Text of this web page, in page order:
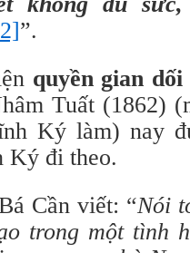
”.
quyền gian dối
Tuất (1862)
Ký làm) nay
Ký đi theo.
Cần viết: “Nói
trong một tình